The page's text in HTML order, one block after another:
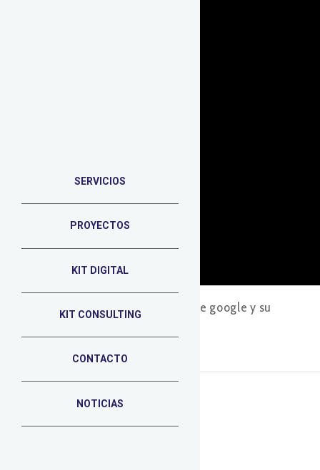
SERVICIOS
PROYECTOS
KIT DIGITAL
KIT CONSULTING
CONTACTO
NOTICIAS
»Blog»Actualizaciones de google y su